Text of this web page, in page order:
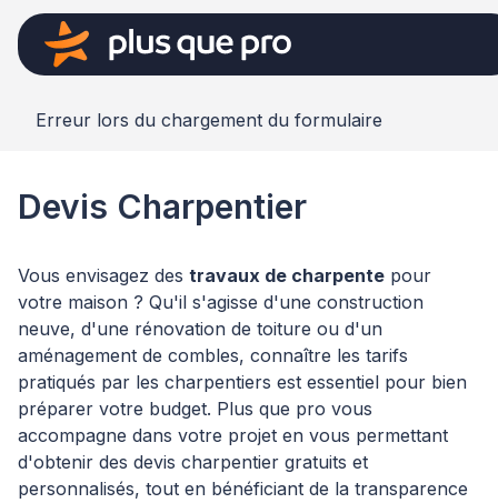
Erreur lors du chargement du formulaire
Devis Charpentier
Vous envisagez des travaux de charpente pour
votre maison ? Qu'il s'agisse d'une construction
neuve, d'une rénovation de toiture ou d'un
aménagement de combles, connaître les tarifs
pratiqués par les charpentiers est essentiel pour bien
préparer votre budget. Plus que pro vous
accompagne dans votre projet en vous permettant
d'obtenir des devis charpentier gratuits et
personnalisés, tout en bénéficiant de la transparence